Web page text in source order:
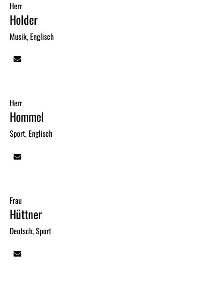
Herr
Holder
Musik, Englisch
Herr
Hommel
Sport, Englisch
Frau
Hüttner
Deutsch, Sport